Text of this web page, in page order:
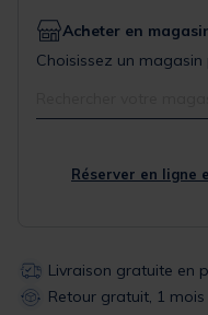
Acheter en
Choisissez un
Réserver en ligne
Livraison gratuite en
Retour gratuit, 1